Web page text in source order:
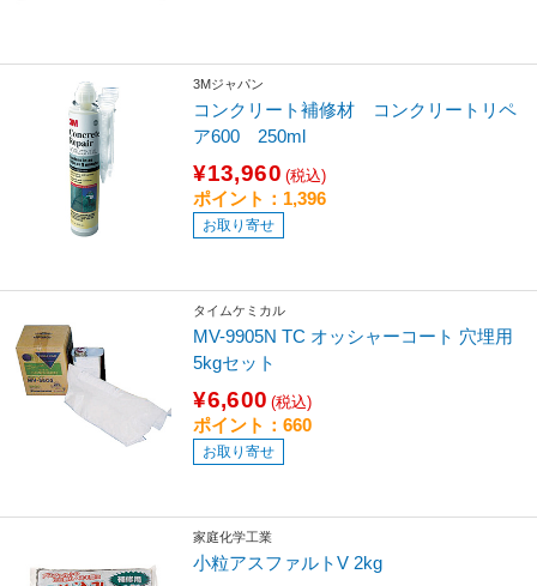
3Mジャパン
コンクリート補修材 コンクリートリペ
ア600 250ml
¥13,960 (税込)
ポイント：1,396
お取り寄せ
タイムケミカル
MV-9905N TC オッシャーコート 穴埋用
5kgセット
¥6,600 (税込)
ポイント：660
お取り寄せ
家庭化学工業
小粒アスファルトV 2kg